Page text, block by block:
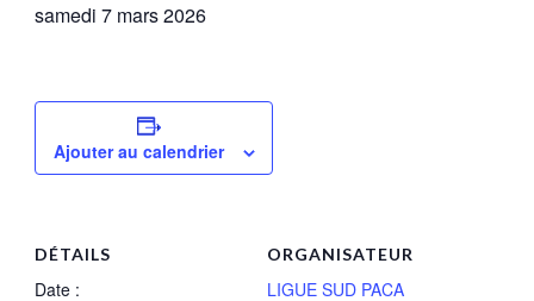
samedi 7 mars 2026
Ajouter au calendrier
DÉTAILS
Date :
ORGANISATEUR
LIGUE SUD PACA